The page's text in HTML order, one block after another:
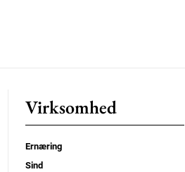
Virksomhed
Ernæring
Sind